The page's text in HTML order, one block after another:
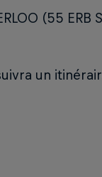
(55 ERB
un